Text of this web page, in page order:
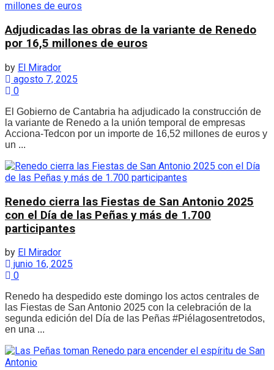
Adjudicadas las obras de la variante de Renedo
por 16,5 millones de euros
by El Mirador
agosto 7, 2025
0
El Gobierno de Cantabria ha adjudicado la construcción de
la variante de Renedo a la unión temporal de empresas
Acciona-Tedcon por un importe de 16,52 millones de euros y
un ...
Renedo cierra las Fiestas de San Antonio 2025
con el Día de las Peñas y más de 1.700
participantes
by El Mirador
junio 16, 2025
0
Renedo ha despedido este domingo los actos centrales de
las Fiestas de San Antonio 2025 con la celebración de la
segunda edición del Día de las Peñas #Piélagosentretodos,
en una ...